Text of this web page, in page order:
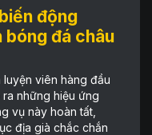
động
bóng đá châu
viên hàng đầu
những hiệu ứng
vụ này hoàn tất,
địa già chắc chắn